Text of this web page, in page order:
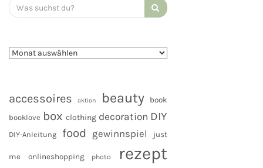
Search
for:
accessoires aktion beauty
book
booklove box clothing decoration DIY
DIY-Anleitung food gewinnspiel just
me onlineshopping photo rezept